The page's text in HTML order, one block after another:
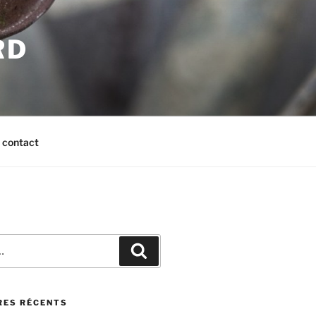
contact
RÉCENTS